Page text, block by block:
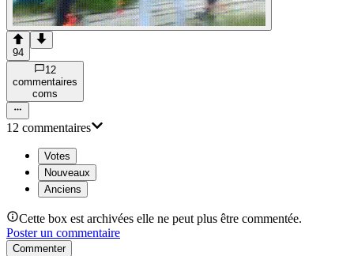
94
12
commentaires
coms
12 commentaires
Votes
Nouveaux
Anciens
Cette box est archivées elle ne peut plus être commentée.
Poster un commentaire
Commenter